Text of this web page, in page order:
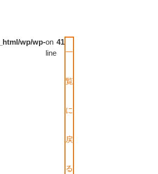
wp/wp-on
line
41
一
覧
に
戻
る